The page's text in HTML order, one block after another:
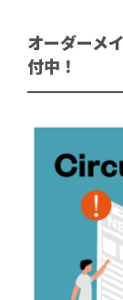
オーダーメ
付中！